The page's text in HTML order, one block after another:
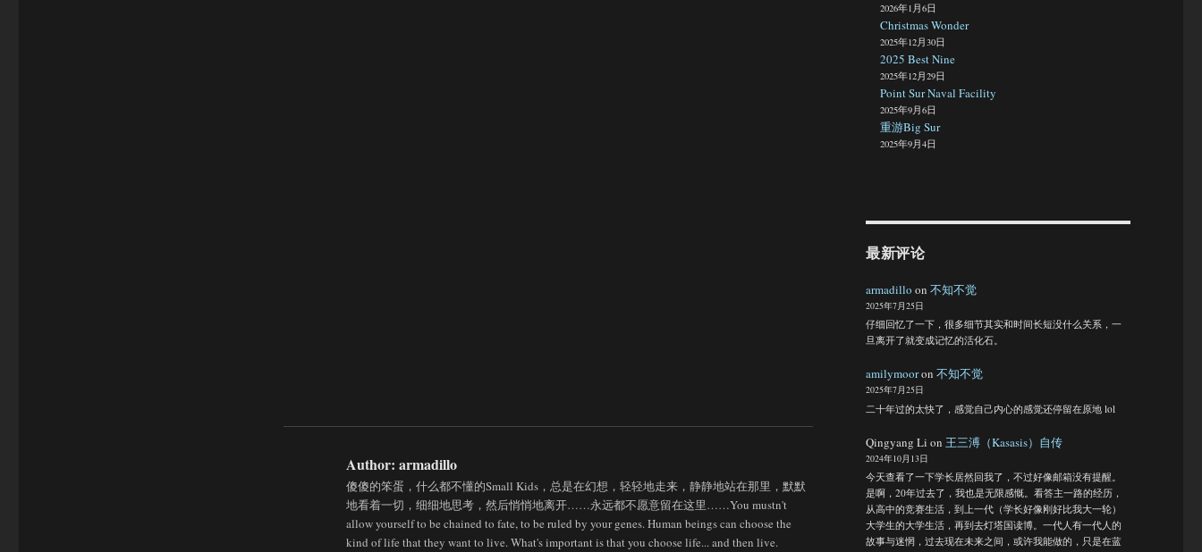
Author: armadillo
傻傻的笨蛋，什么都不懂的Small Kids，总是在幻想，轻轻地走来，静静地站在那里，默默
地看着一切，细细地思考，然后悄悄地离开……永远都不愿意留在这里……You mustn't
allow yourself to be chained to fate, to be ruled by your genes. Human beings can choose the
kind of life that they want to live. What's important is that you choose life... and then live.
2026年1月6日
Christmas Wonder
2025年12月30日
2025 Best Nine
2025年12月29日
Point Sur Naval Facility
2025年9月6日
重游Big Sur
2025年9月4日
最新评论
armadillo on 不知不觉
2025年7月25日
仔细回忆了一下，很多细节其实和时间长短没什么关系，一
旦离开了就变成记忆的活化石。
amilymooron 不知不觉
2025年7月25日
二十年过的太快了，感觉自己内心的感觉还停留在原地 lol
Qingyang Li on 王三溥（Kasasis）自传
2024年10月13日
今天查看了一下学长居然回我了，不过好像邮箱没有提醒。
是啊，20年过去了，我也是无限感慨。看答主一路的经历，
从高中的竞赛生活，到上一代（学长好像刚好比我大一轮）
大学生的大学生活，再到去灯塔国读博。一代人有一代人的
故事与迷惘，过去现在未来之间，或许我能做的，只是在蓝